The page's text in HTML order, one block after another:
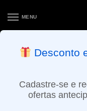
MENU
ENTREGA NO MESMO
Desconto
Cadastre-se e
ofertas